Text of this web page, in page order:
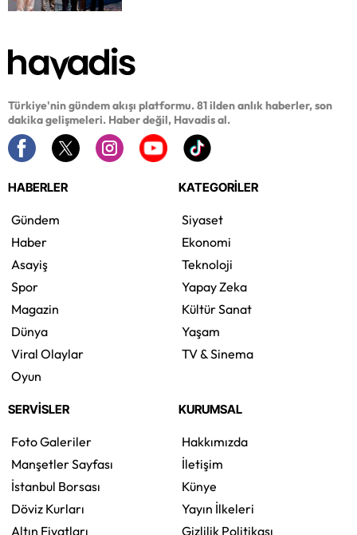
Türkiye'nin gündem akışı platformu. 81 ilden anlık haberler, son
dakika gelişmeleri. Haber değil, Havadis al.
HABERLER
Gündem
Haber
Asayiş
Spor
Magazin
Dünya
Viral Olaylar
Oyun
KATEGORİLER
Siyaset
Ekonomi
Teknoloji
Yapay Zeka
Kültür Sanat
Yaşam
TV & Sinema
SERVİSLER
Foto Galeriler
Manşetler Sayfası
İstanbul Borsası
Döviz Kurları
Altın Fiyatları
KURUMSAL
Hakkımızda
İletişim
Künye
Yayın İlkeleri
Gizlilik Politikası